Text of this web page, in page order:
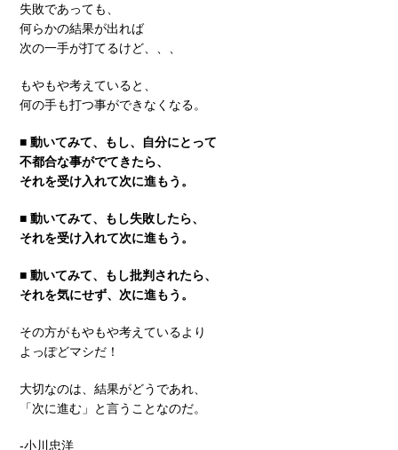
失敗であっても、
何らかの結果が出れば
次の一手が打てるけど、、、
もやもや考えていると、
何の手も打つ事ができなくなる。
■ 動いてみて、もし、自分にとって
不都合な事がでてきたら、
それを受け入れて次に進もう。
■ 動いてみて、もし失敗したら、
それを受け入れて次に進もう。
■ 動いてみて、もし批判されたら、
それを気にせず、次に進もう。
その方がもやもや考えているより
よっぽどマシだ！
大切なのは、結果がどうであれ、
「次に進む」と言うことなのだ。
-小川忠洋